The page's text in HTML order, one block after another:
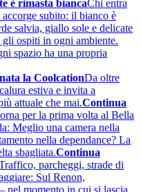
è rimasta biancaChi entra
subito: il bianco è
salvia, giallo sole e delicate
gli ospiti in ogni ambiente.
spazio ha una propria
la CoolcationDa oltre
estiva e invita a
attuale che mai.Continua
per la prima volta al Bella
Meglio una camera nella
nella dependance? La
sbagliata.Continua
parcheggi, strade di
Sul Renon,
nel momento in cui si lascia